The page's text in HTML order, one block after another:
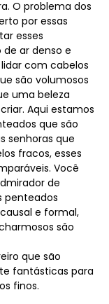
O problema dos
por essas
esses
ar denso e
com cabelos
são volumosos
uma beleza
Aqui estamos
que são
senhoras que
fracos, esses
Você
de
penteados
e formal,
são
que são
fantásticas para
finos.